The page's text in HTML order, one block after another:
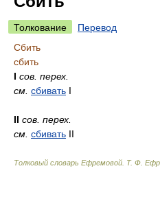
Толкование
Перевод
Сбить
сбить
I сов. перех.
см. сбивать I
II сов. перех.
см. сбивать II
Толковый словарь Ефремовой Т. Ф.